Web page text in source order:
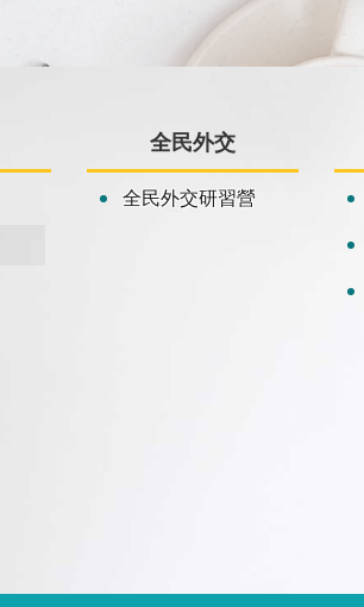
全民外交
全民外交研習營